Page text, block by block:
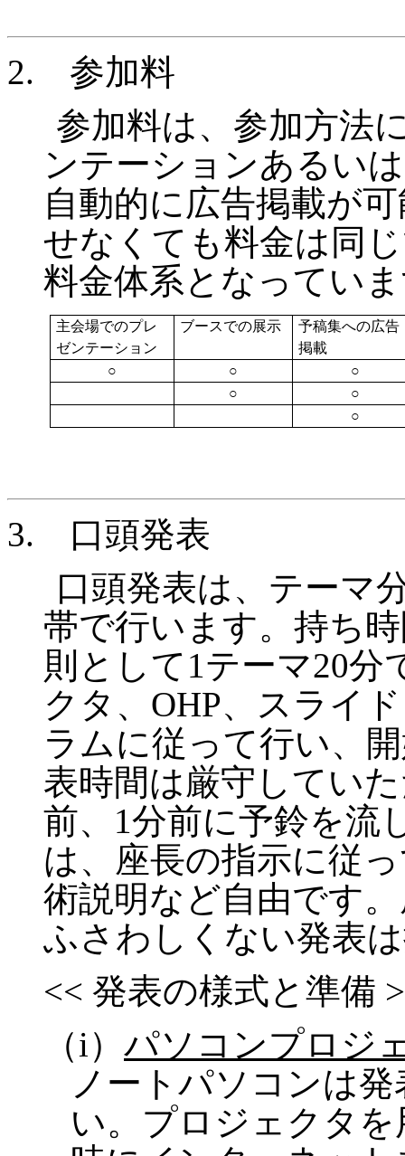
2. 参加料
参加料は、参加方法
ンテーションあるい
自動的に広告掲載が
せなくても料金は同
料金体系となってい
主会場でのプレ
ゼンテーション
ブースでの展示
予稿集への広告
掲載
○
○
○
○
○
○
3. 口頭発表
口頭発表は、テーマ
帯で行います。持ち
則として1テーマ20分
クタ、 OHP、スライ
ラムに従って行い、
表時間は厳守してい
前、 1分前に予鈴を流
は、座長の指示に従
術説明など自由です
ふさわしくない発表
<< 発表の様式と準備
（i） パソコンプロジ
ノートパソコンは
い。プロジェクタ